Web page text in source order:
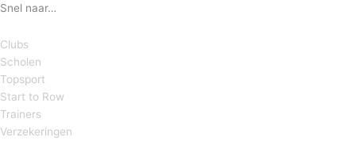
Snel naar…
Clubs
Scholen
Topsport
Start to Row
Trainers
Verzekeringen